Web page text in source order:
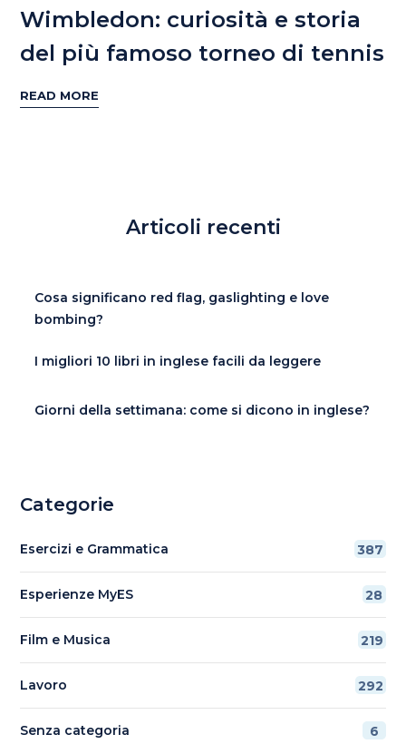
Wimbledon: curiosità e storia
del più famoso torneo di tennis
READ MORE
Articoli recenti
Cosa significano red flag, gaslighting e love
bombing?
I migliori 10 libri in inglese facili da leggere
Giorni della settimana: come si dicono in inglese?
Categorie
Esercizi e Grammatica 387
Esperienze MyES 28
Film e Musica 219
Lavoro 292
Senza categoria 6